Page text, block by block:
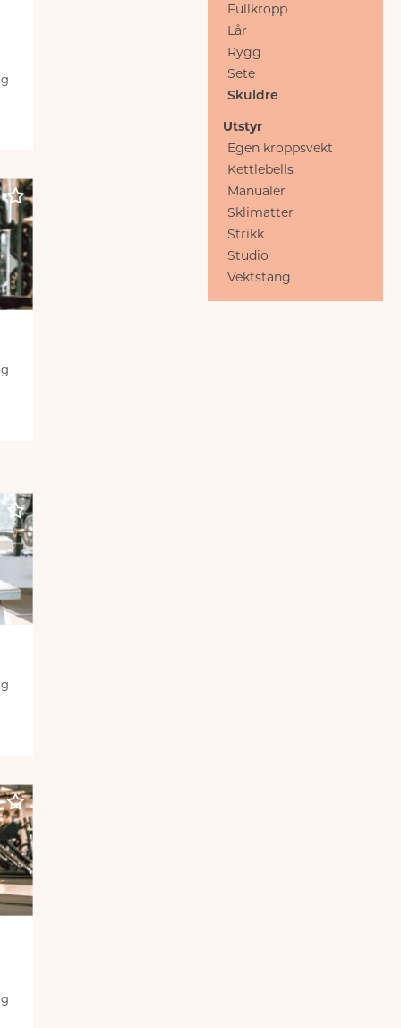
Fullkropp
Lår
Rygg
Sete
Skuldre
Utstyr
Egen kroppsvekt
Kettlebells
Manualer
Sklimatter
Strikk
Studio
Vektstang